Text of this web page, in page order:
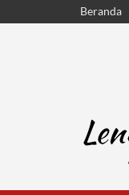
Beranda